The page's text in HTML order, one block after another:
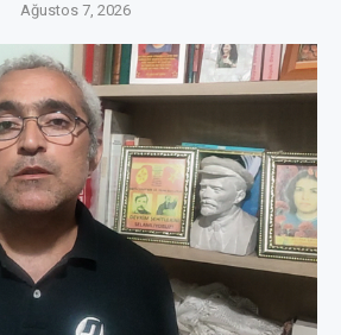
Ağustos 7, 2026